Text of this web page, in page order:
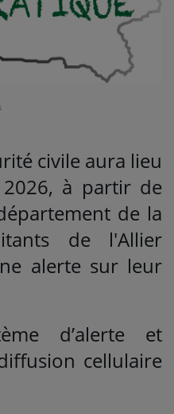
civile aura lieu
à partir de
de la
de l'Allier
alerte sur leur
d’alerte et
cellulaire